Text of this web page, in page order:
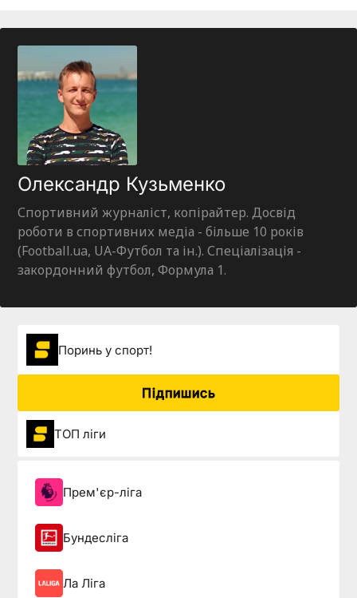
Олександр Кузьменко
Спортивний журналіст, копірайтер. Досвід
роботи в спортивних медіа - більше 10 років
(Football.ua, UA-Футбол та ін.). Спеціалізація -
закордонний футбол, Формула 1.
Поринь у спорт!
Підпишись
ТОП ліги
Прем'єр-ліга
Бундесліга
Ла Ліга